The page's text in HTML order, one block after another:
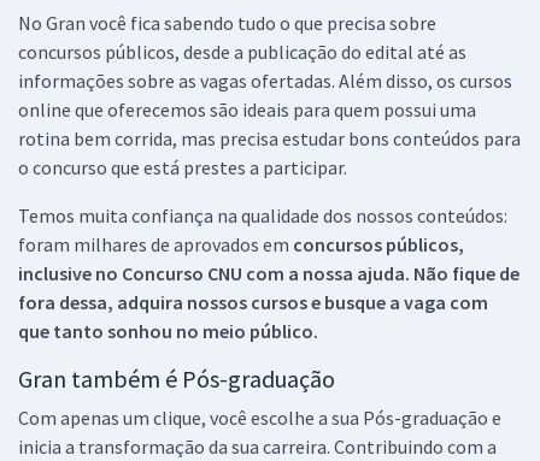
No Gran você fica sabendo tudo o que precisa sobre
concursos públicos, desde a publicação do edital até as
informações sobre as vagas ofertadas. Além disso, os cursos
online que oferecemos são ideais para quem possui uma
rotina bem corrida, mas precisa estudar bons conteúdos para
o concurso que está prestes a participar.
Temos muita confiança na qualidade dos nossos conteúdos:
foram milhares de aprovados em concursos públicos,
inclusive no Concurso CNU com a nossa ajuda. Não fique de
fora dessa, adquira nossos cursos e busque a vaga com
que tanto sonhou no meio público.
Gran também é Pós-graduação
Com apenas um clique, você escolhe a sua Pós-graduação e
inicia a transformação da sua carreira. Contribuindo com a